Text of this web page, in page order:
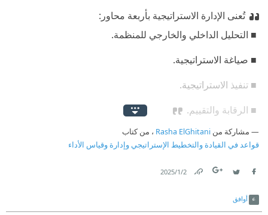
تُعنى الإدارة الاستراتيجية بأربعة محاور:
‫ ■ التحليل الداخلي والخارجي للمنظمة.
‫ ■ صياغة الاستراتيجية.
‫ ■ تنفيذ الاستراتيجية.
‫ ■ الرقابة والتقييم.
مشاركة من Rasha ElGhitani ، من كتاب
قواعد في القيادة والتخطيط الإستراتيجي وإدارة وقياس الأداء
2‏/1‏/2025
أوافق